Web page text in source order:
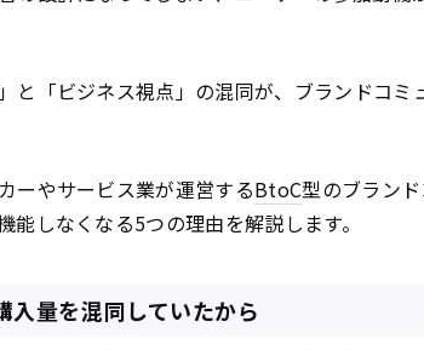
と「ビジネス視点」の混同が、ブランドコミ
ーやサービス業が運営するBtoC型のブランド
能しなくなる5つの理由を解説します。
入量を混同していたから